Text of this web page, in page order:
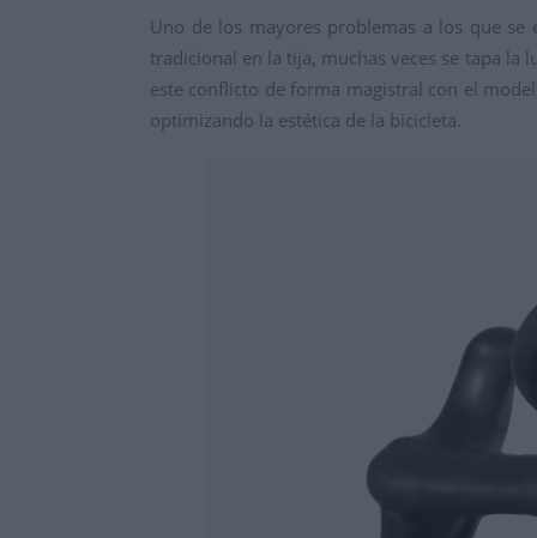
Uno de los mayores problemas a los que
tradicional en la tija, muchas veces se tapa la
este conflicto de forma magistral con el
optimizando la estética de la bicicleta.